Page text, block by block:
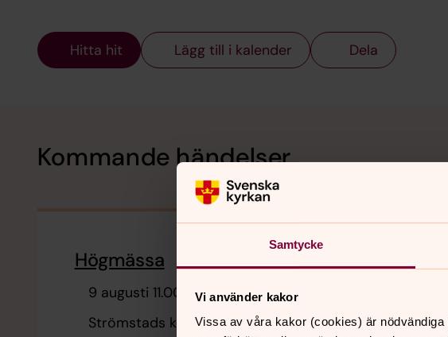
Samtycke
Vi använder kakor
Vissa av våra kakor (cookies) är
Hitta hit Lägg till i kalender Dela
Kommande händelser
Högmässa
9 augusti 11.00
Strömstads kyrka
10